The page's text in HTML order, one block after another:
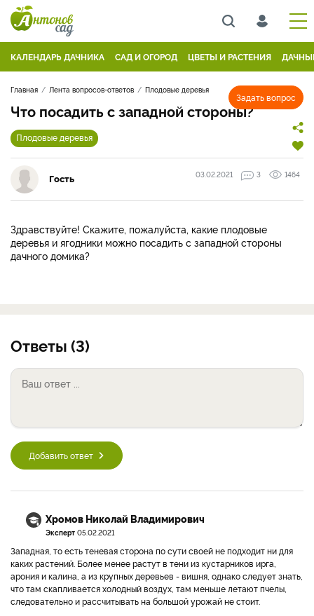
КАЛЕНДАРЬ ДАЧНИКА САД И ОГОРОД ЦВЕТЫ И РАСТЕНИЯ
Задать вопрос
Главная Лента вопросов-ответов Плодовые деревья
Что посадить с западной стороны?
Плодовые деревья
Гость 03.02.2021 3 1464
Здравствуйте! Скажите, пожалуйста, какие плодовые
деревья и ягодники можно посадить с западной стороны
дачного домика?
Ответы (3)
Добавить ответ
Хромов Николай Владимирович
Эксперт 05.02.2021
Западная, то есть теневая сторона по сути своей не подходит ни для
каких растений. Более менее растут в тени из кустарников ирга,
арония и калина, а из крупных деревьев - вишня, однако следует знать,
что там скапливается холодный воздух, там меньше летают пчелы,
следовательно и рассчитывать на большой урожай не стоит.